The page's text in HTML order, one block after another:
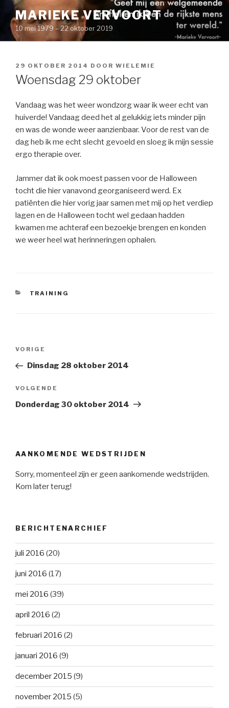
Naar
inhoud
springen
MARIEKE VERVOORT
10 mei 1979 – 22 oktober 2019
GEPLAATST
OP
29 OKTOBER 2014 DOOR WIELEMIE
Woensdag 29 oktober
Vandaag was het weer wondzorg waar ik weer echt van
huiverde! Vandaag deed het al gelukkig iets minder pijn
en was de wonde weer aanzienbaar. Voor de rest van de
dag heb ik me echt slecht gevoeld en sloeg ik mijn sessie
ergo therapie over.
Jammer dat ik ook moest passen voor de Halloween
tocht die hier vanavond georganiseerd werd. Ex
patiënten die hier vorig jaar samen met mij op het verdiep
lagen en de Halloween tocht wel gedaan hadden
kwamen me achteraf een bezoekje brengen en konden
we weer heel wat herinneringen ophalen.
CATEGORIEËN
TRAINING
Bericht
Vorig
bericht
VORIGE
Dinsdag 28 oktober 2014
Volgend
Bericht
VOLGENDE
Donderdag 30 oktober 2014
AANKOMENDE WEDSTRIJDEN
Sorry, momenteel zijn er geen aankomende wedstrijden.
Kom later terug!
BERICHTENARCHIEF
juli 2016 (20)
juni 2016 (17)
mei 2016 (39)
april 2016 (2)
februari 2016 (2)
januari 2016 (9)
december 2015 (9)
november 2015 (5)